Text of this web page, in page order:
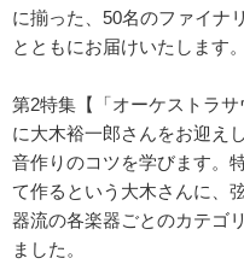
に揃った、50名のファイナ
とともにお届けいたします。
第2特集【「オーケストラ
に大木裕一郎さんをお迎え
音作りのコツを学びます。
て作るという大木さんに、
器流の各楽器ごとのカテゴ
ました。